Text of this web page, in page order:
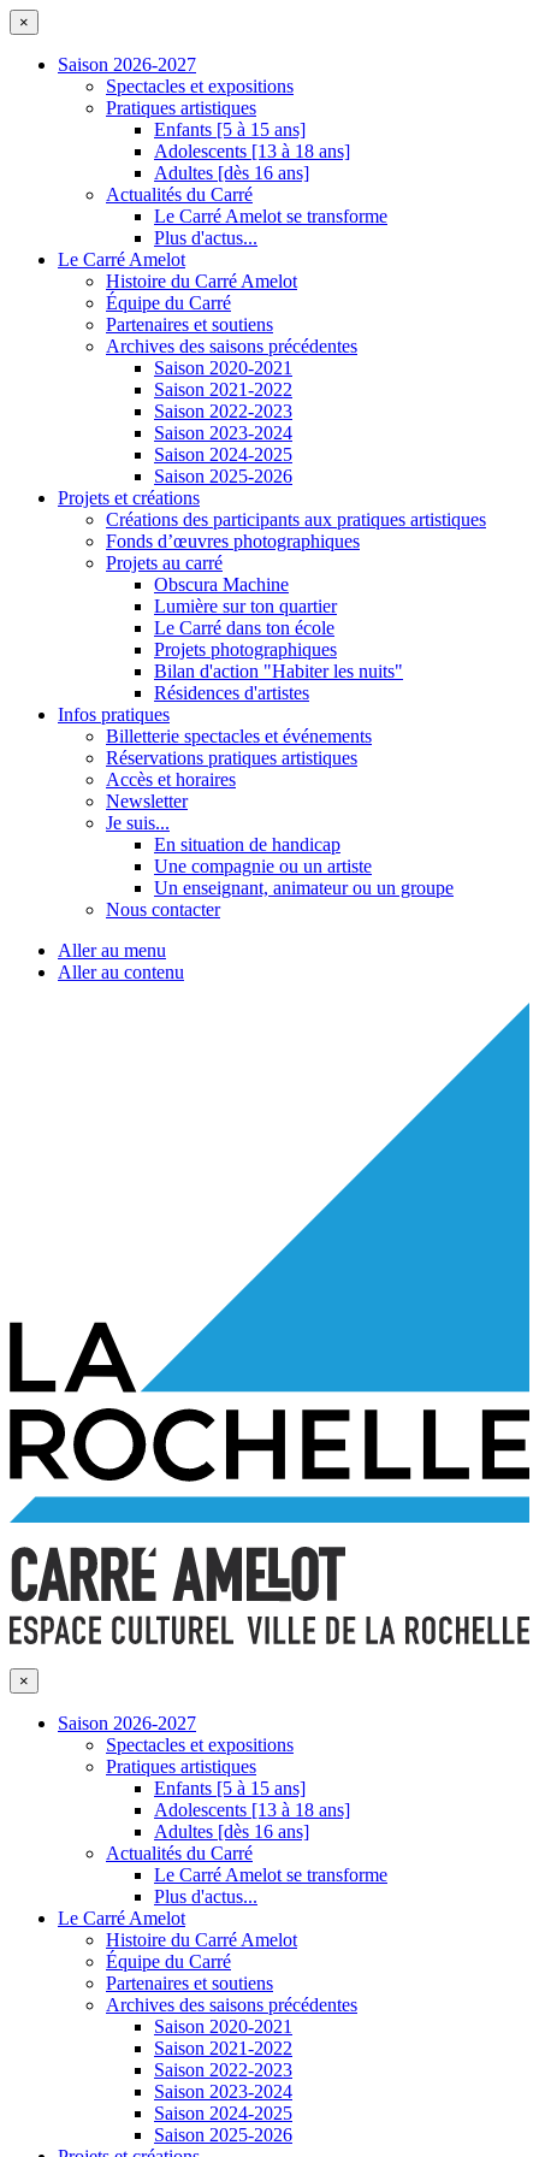
×
Saison 2026-2027
Spectacles et expositions
Pratiques artistiques
Enfants [5 à 15 ans]
Adolescents [13 à 18 ans]
Adultes [dès 16 ans]
Actualités du Carré
Le Carré Amelot se transforme
Plus d'actus...
Le Carré Amelot
Histoire du Carré Amelot
Équipe du Carré
Partenaires et soutiens
Archives des saisons précédentes
Saison 2020-2021
Saison 2021-2022
Saison 2022-2023
Saison 2023-2024
Saison 2024-2025
Saison 2025-2026
Projets et créations
Créations des participants aux pratiques artistiques
Fonds d’œuvres photographiques
Projets au carré
Obscura Machine
Lumière sur ton quartier
Le Carré dans ton école
Projets photographiques
Bilan d'action "Habiter les nuits"
Résidences d'artistes
Infos pratiques
Billetterie spectacles et événements
Réservations pratiques artistiques
Accès et horaires
Newsletter
Je suis...
En situation de handicap
Une compagnie ou un artiste
Un enseignant, animateur ou un groupe
Nous contacter
Aller au menu
Aller au contenu
×
Saison 2026-2027
Spectacles et expositions
Pratiques artistiques
Enfants [5 à 15 ans]
Adolescents [13 à 18 ans]
Adultes [dès 16 ans]
Actualités du Carré
Le Carré Amelot se transforme
Plus d'actus...
Le Carré Amelot
Histoire du Carré Amelot
Équipe du Carré
Partenaires et soutiens
Archives des saisons précédentes
Saison 2020-2021
Saison 2021-2022
Saison 2022-2023
Saison 2023-2024
Saison 2024-2025
Saison 2025-2026